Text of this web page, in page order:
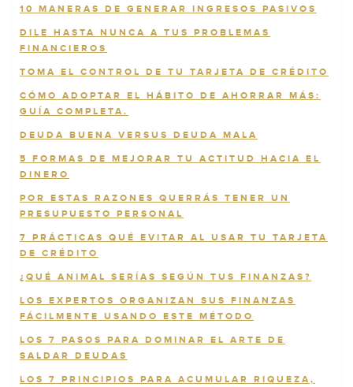
10 MANERAS DE GENERAR INGRESOS PASIVOS
DILE HASTA NUNCA A TUS PROBLEMAS
FINANCIEROS
TOMA EL CONTROL DE TU TARJETA DE CRÉDITO
CÓMO ADOPTAR EL HÁBITO DE AHORRAR MÁS:
GUÍA COMPLETA.
DEUDA BUENA VERSUS DEUDA MALA
5 FORMAS DE MEJORAR TU ACTITUD HACIA EL
DINERO
POR ESTAS RAZONES QUERRÁS TENER UN
PRESUPUESTO PERSONAL
7 PRÁCTICAS QUÉ EVITAR AL USAR TU TARJETA
DE CRÉDITO
¿QUÉ ANIMAL SERÍAS SEGÚN TUS FINANZAS?
LOS EXPERTOS ORGANIZAN SUS FINANZAS
FÁCILMENTE USANDO ESTE MÉTODO
LOS 7 PASOS PARA DOMINAR EL ARTE DE
SALDAR DEUDAS
LOS 7 PRINCIPIOS PARA ACUMULAR RIQUEZA,